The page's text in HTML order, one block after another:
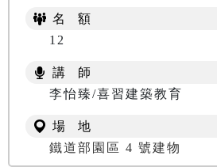
名 額
12
講 師
李怡臻/喜習建築教育
場 地
鐵道部園區 4 號建物